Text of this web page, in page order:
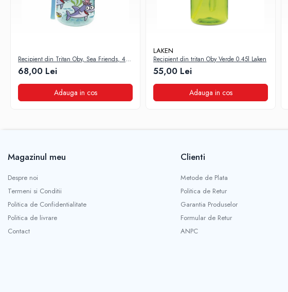
Recipient din Tritan Oby, Sea Friends, 450
ml, Laken
68,00 Lei
Adauga in cos
LAKEN
Recipient din tritan Oby Verde 0.45l Laken
55,00 Lei
Adauga in cos
Magazinul meu
Despre noi
Termeni si Conditii
Politica de Confidentialitate
Politica de livrare
Contact
Clienti
Metode de Plata
Politica de Retur
Garantia Produselor
Formular de Retur
ANPC